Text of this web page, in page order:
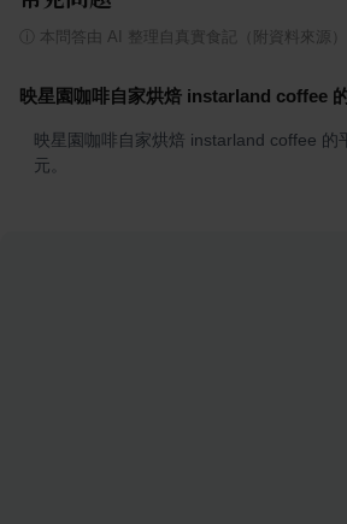
本問答由 AI 整理自真實食記（附資料來源）
映星園咖啡自家烘焙 instarland coffee
映星園咖啡自家烘焙 instarland coffee 的
元。